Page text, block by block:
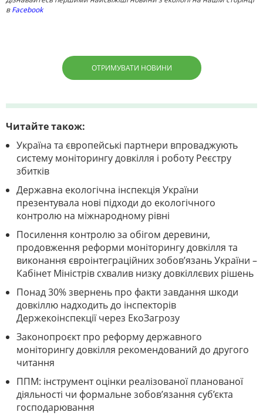
вFacebook
ОТРИМУВАТИ НОВИНИ
Читайте також:
Україна та європейські партнери впроваджують
систему моніторингу довкілля і роботу Реєстру
збитків
Державна екологічна інспекція України
презентувала нові підходи до екологічного
контролю на міжнародному рівні
Посилення контролю за обігом деревини,
продовження реформи моніторингу довкілля та
виконання євроінтеграційних зобов’язань України –
Кабінет Міністрів схвалив низку довкіллєвих рішень
Понад 30% звернень про факти завдання шкоди
довкіллю надходить до інспекторів
Держекоінспекції через ЕкоЗагрозу
Законопроєкт про реформу державного
моніторингу довкілля рекомендований до другого
читання
ППМ: інструмент оцінки реалізованої планованої
діяльності чи формальне зобов’язання суб’єкта
господарювання